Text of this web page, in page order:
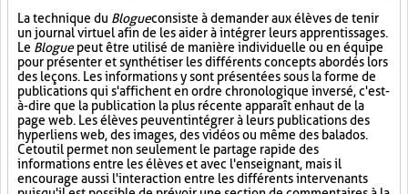
La technique du Blogueconsiste à demander aux élèves de tenir
un journal virtuel afin de les aider à intégrer leurs apprentissages.
Le Bloguepeut être utilisé de manière individuelle ou en équipe
pour présenter et synthétiser les différents concepts abordés lors
des leçons. Les informations y sont présentées sous la forme de
publications qui s'affichent en ordre chronologique inversé, c'est-
à-dire que la publication la plus récente apparaît en haut de la
page web. Les élèves peuvent intégrer à leurs publications des
hyperliens web, des images, des vidéos ou même des balados.
Cet outil permet non seulement le partage rapide des
informations entre les élèves et avec l'enseignant, mais il
encourage aussi l'interaction entre les différents intervenants